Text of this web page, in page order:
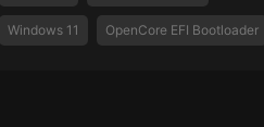
Windows 11 OpenCore EFI Bootloader